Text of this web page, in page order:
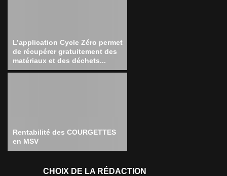
L’application Cycle Zéro permet
de récupérer gratuitement des
matériaux et des déchets...
Rentabilité des COURGETTES
en MSV
CHOIX DE LA RÉDACTION